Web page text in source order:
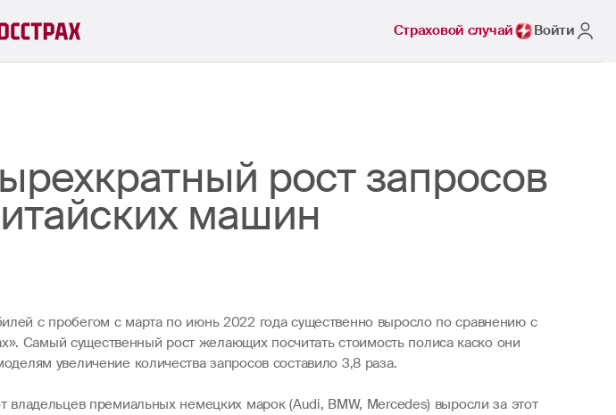
Страховой случай Войти
рост запросов
машин
с пробегом с марта по июнь 2022 года существенно выросло по сравнению с
Самый существенный рост желающих посчитать стоимость полиса каско они
увеличение количества запросов составило 3,8 раза.
премиальных немецких марок (Audi, BMW, Mercedes) выросли за этот